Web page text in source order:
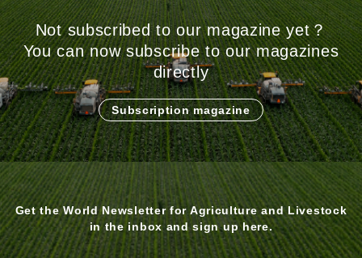
Not subscribed to our magazine yet？
You can now subscribe to our magazines
directly
Subscription magazine
Get the World Newsletter for Agriculture and Livestock
in the inbox and sign up here.